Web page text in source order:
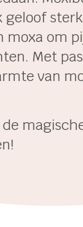
geloof
moxa om
Met
van